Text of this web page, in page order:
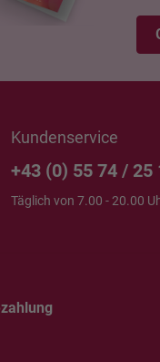
Kundenservice
+43 (0) 55 74 / 25
Täglich von 7.00 - 20.00